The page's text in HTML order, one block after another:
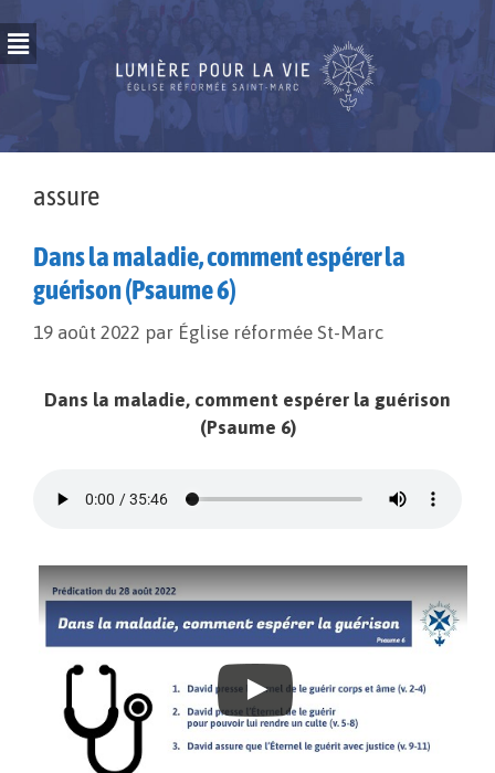
assure
Dans la maladie, comment espérer la
guérison (Psaume 6)
19 août 2022 par Église réformée St-Marc
Dans la maladie, comment espérer la guérison
(Psaume 6)